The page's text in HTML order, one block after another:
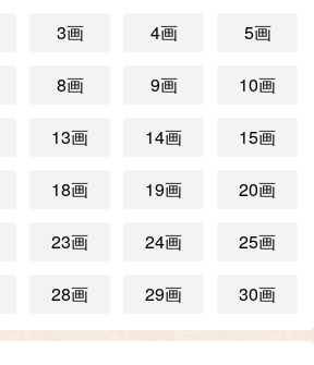
3画 4画 5画
8画 9画 10画
13画 14画 15画
18画 19画 20画
23画 24画 25画
28画 29画 30画